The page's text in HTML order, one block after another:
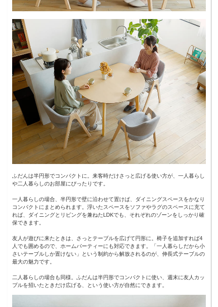
ふだんは半円形でコンパクトに。来客時だけさっと広げる使い方が、一人暮らし
や二人暮らしのお部屋にぴったりです。
一人暮らしの場合、半円形で壁に沿わせて置けば、ダイニングスペースをかなり
コンパクトにまとめられます。浮いたスペースをソファやラグのスペースに充て
れば、ダイニングとリビングを兼ねたLDKでも、それぞれのゾーンをしっかり確
保できます。
友人が遊びに来たときは、さっとテーブルを広げて円形に。椅子を追加すれば4
人でも囲めるので、ホームパーティーにも対応できます。「一人暮らしだから小
さいテーブルしか置けない」という制約から解放されるのが、伸長式テーブルの
最大の魅力です。
二人暮らしの場合も同様。ふだんは半円形でコンパクトに使い、週末に友人カッ
プルを招いたときだけ広げる、という使い方が自然にできます。